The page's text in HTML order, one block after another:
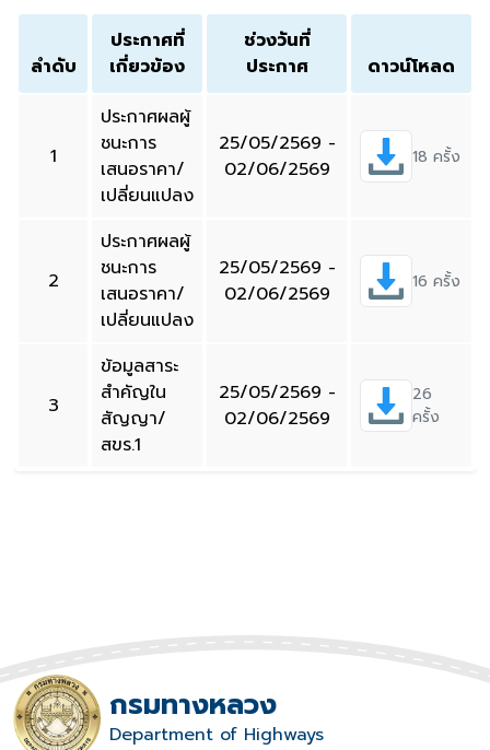
ลำดับ
ประกาศที่
เกี่ยวข้อง
ช่วงวันที่
ประกาศ
ดาวน์โหลด
1
ประกาศผลผู้
ชนะการ
เสนอราคา/
เปลี่ยนแปลง
25/05/2569 -
02/06/2569
18 ครั้ง
2
ประกาศผลผู้
ชนะการ
เสนอราคา/
เปลี่ยนแปลง
25/05/2569 -
02/06/2569
16 ครั้ง
3
ข้อมูลสาระ
สำคัญใน
สัญญา/
สขร.1
25/05/2569 -
02/06/2569
26
ครั้ง
กรมทางหลวง
Department of Highways